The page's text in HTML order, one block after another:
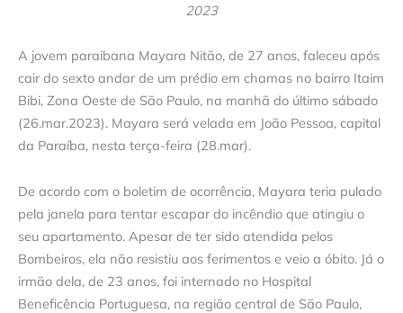
2023
A jovem paraibana Mayara Nitão, de 27 anos, faleceu após
cair do sexto andar de um prédio em chamas no bairro Itaim
Bibi, Zona Oeste de São Paulo, na manhã do último sábado
(26.mar.2023). Mayara será velada em João Pessoa, capital
da Paraíba, nesta terça-feira (28.mar).
De acordo com o boletim de ocorrência, Mayara teria pulado
pela janela para tentar escapar do incêndio que atingiu o
seu apartamento. Apesar de ter sido atendida pelos
Bombeiros, ela não resistiu aos ferimentos e veio a óbito. Já o
irmão dela, de 23 anos, foi internado no Hospital
Beneficência Portuguesa, na região central de São Paulo,